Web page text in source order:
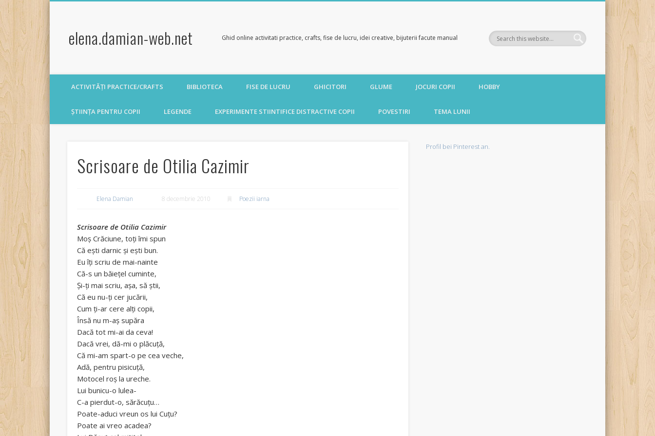
elena.damian-web.net Ghid online activitati practice, crafts, fise de lucru, idei creative, bijuterii facute manual
ACTIVITĂȚI PRACTICE/CRAFTS BIBLIOTECA FISE DE LUCRU GHICITORI GLUME JOCURI COPII HOBBY
ȘTIINȚA PENTRU COPII LEGENDE EXPERIMENTE STIINTIFICE DISTRACTIVE COPII POVESTIRI TEMA LUNII
Scrisoare de Otilia Cazimir
Elena Damian 8 decembrie 2010 Poezii iarna
Scrisoare de Otilia Cazimir
Moş Crăciune, toţi îmi spun
Că eşti darnic şi eşti bun.
Eu îţi scriu de mai-nainte
Că-s un băieţel cuminte,
Şi-ţi mai scriu, aşa, să ştii,
Că eu nu-ţi cer jucării,
Cum ţi-ar cere alţi copii,
Însă nu m-aş supăra
Dacă tot mi-ai da ceva!
Dacă vrei, dă-mi o plăcuţă,
Că mi-am spart-o pe cea veche,
Adă, pentru pisicuţă,
Motocel roş la ureche.
Lui bunicu-o lulea-
C-a pierdut-o, sărăcuţu…
Poate-aduci vreun os lui Cuţu?
Poate ai vreo acadea?
Profil bei Pinterest an.